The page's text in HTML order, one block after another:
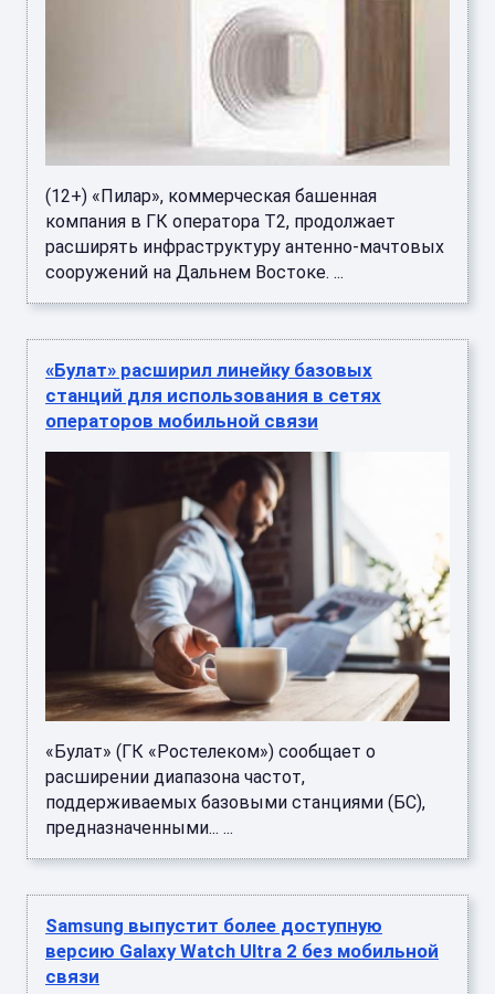
(12+) «Пилар», коммерческая башенная
компания в ГК оператора Т2, продолжает
расширять инфраструктуру антенно-мачтовых
сооружений на Дальнем Востоке. ...
«Булат» расширил линейку базовых
станций для использования в сетях
операторов мобильной связи
«Булат» (ГК «Ростелеком») сообщает о
расширении диапазона частот,
поддерживаемых базовыми станциями (БС),
предназначенными... ...
Samsung выпустит более доступную
версию Galaxy Watch Ultra 2 без мобильной
связи